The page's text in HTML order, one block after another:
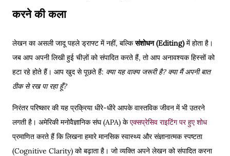
करने की कला
लेखन का असली जादू पहले ड्राफ्ट में नहीं, बल्किसंशोधन (Editing)में होता है।
जब आप अपनी लिखी हुई चीज़ों को संपादित करते हैं, तो आप अनावश्यक हिस्सों को
हटा रहे होते हैं। आप खुद से पूछते हैं: क्या यह वाक्य जरूरी है? क्या मैं अपनी बात
ठीक से रख पा रहा हूँ?
निरंतर परिष्कार की यह प्रक्रिया धीरे-धीरे आपके वास्तविक जीवन में भी उतरने
लगती है। अमेरिकी मनोवैज्ञानिक संघ (APA) केएक्सप्रेसिव राइटिंग पर हुए शोध
प्रमाणित करते हैं कि लिखना हमारे मानसिक स्वास्थ्य और संज्ञानात्मक स्पष्टता
(Cognitive Clarity) को बढ़ाता है। जो व्यक्ति अपने लेखन को संपादित करना